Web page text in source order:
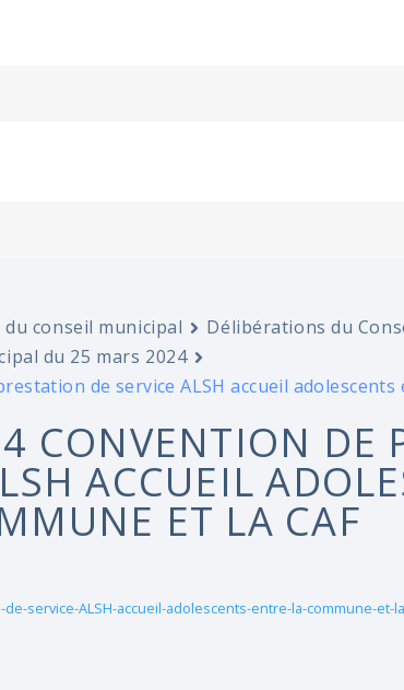
conseil municipal
Délibérations du
du 25 mars 2024
de service ALSH accueil
CONVENTION DE
ACCUEIL
ET LA CAF
service-ALSH-accueil-adolescents-entre-la-commune-et-